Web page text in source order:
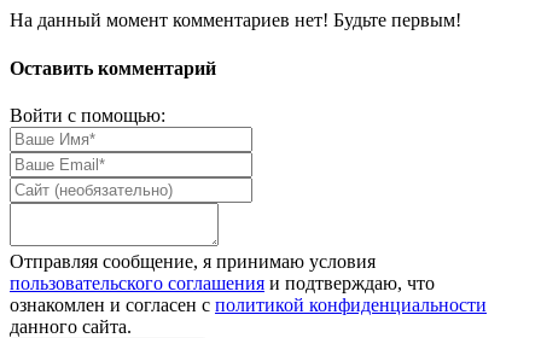
На данный момент комментариев нет! Будьте первым!
Оставить комментарий
Войти с помощью:
Отправляя сообщение, я принимаю условия
пользовательского соглашения и подтверждаю, что
ознакомлен и согласен с политикой конфиденциальности
данного сайта.